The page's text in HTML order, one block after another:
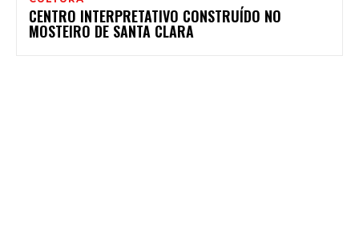
CENTRO INTERPRETATIVO CONSTRUÍDO NO
MOSTEIRO DE SANTA CLARA